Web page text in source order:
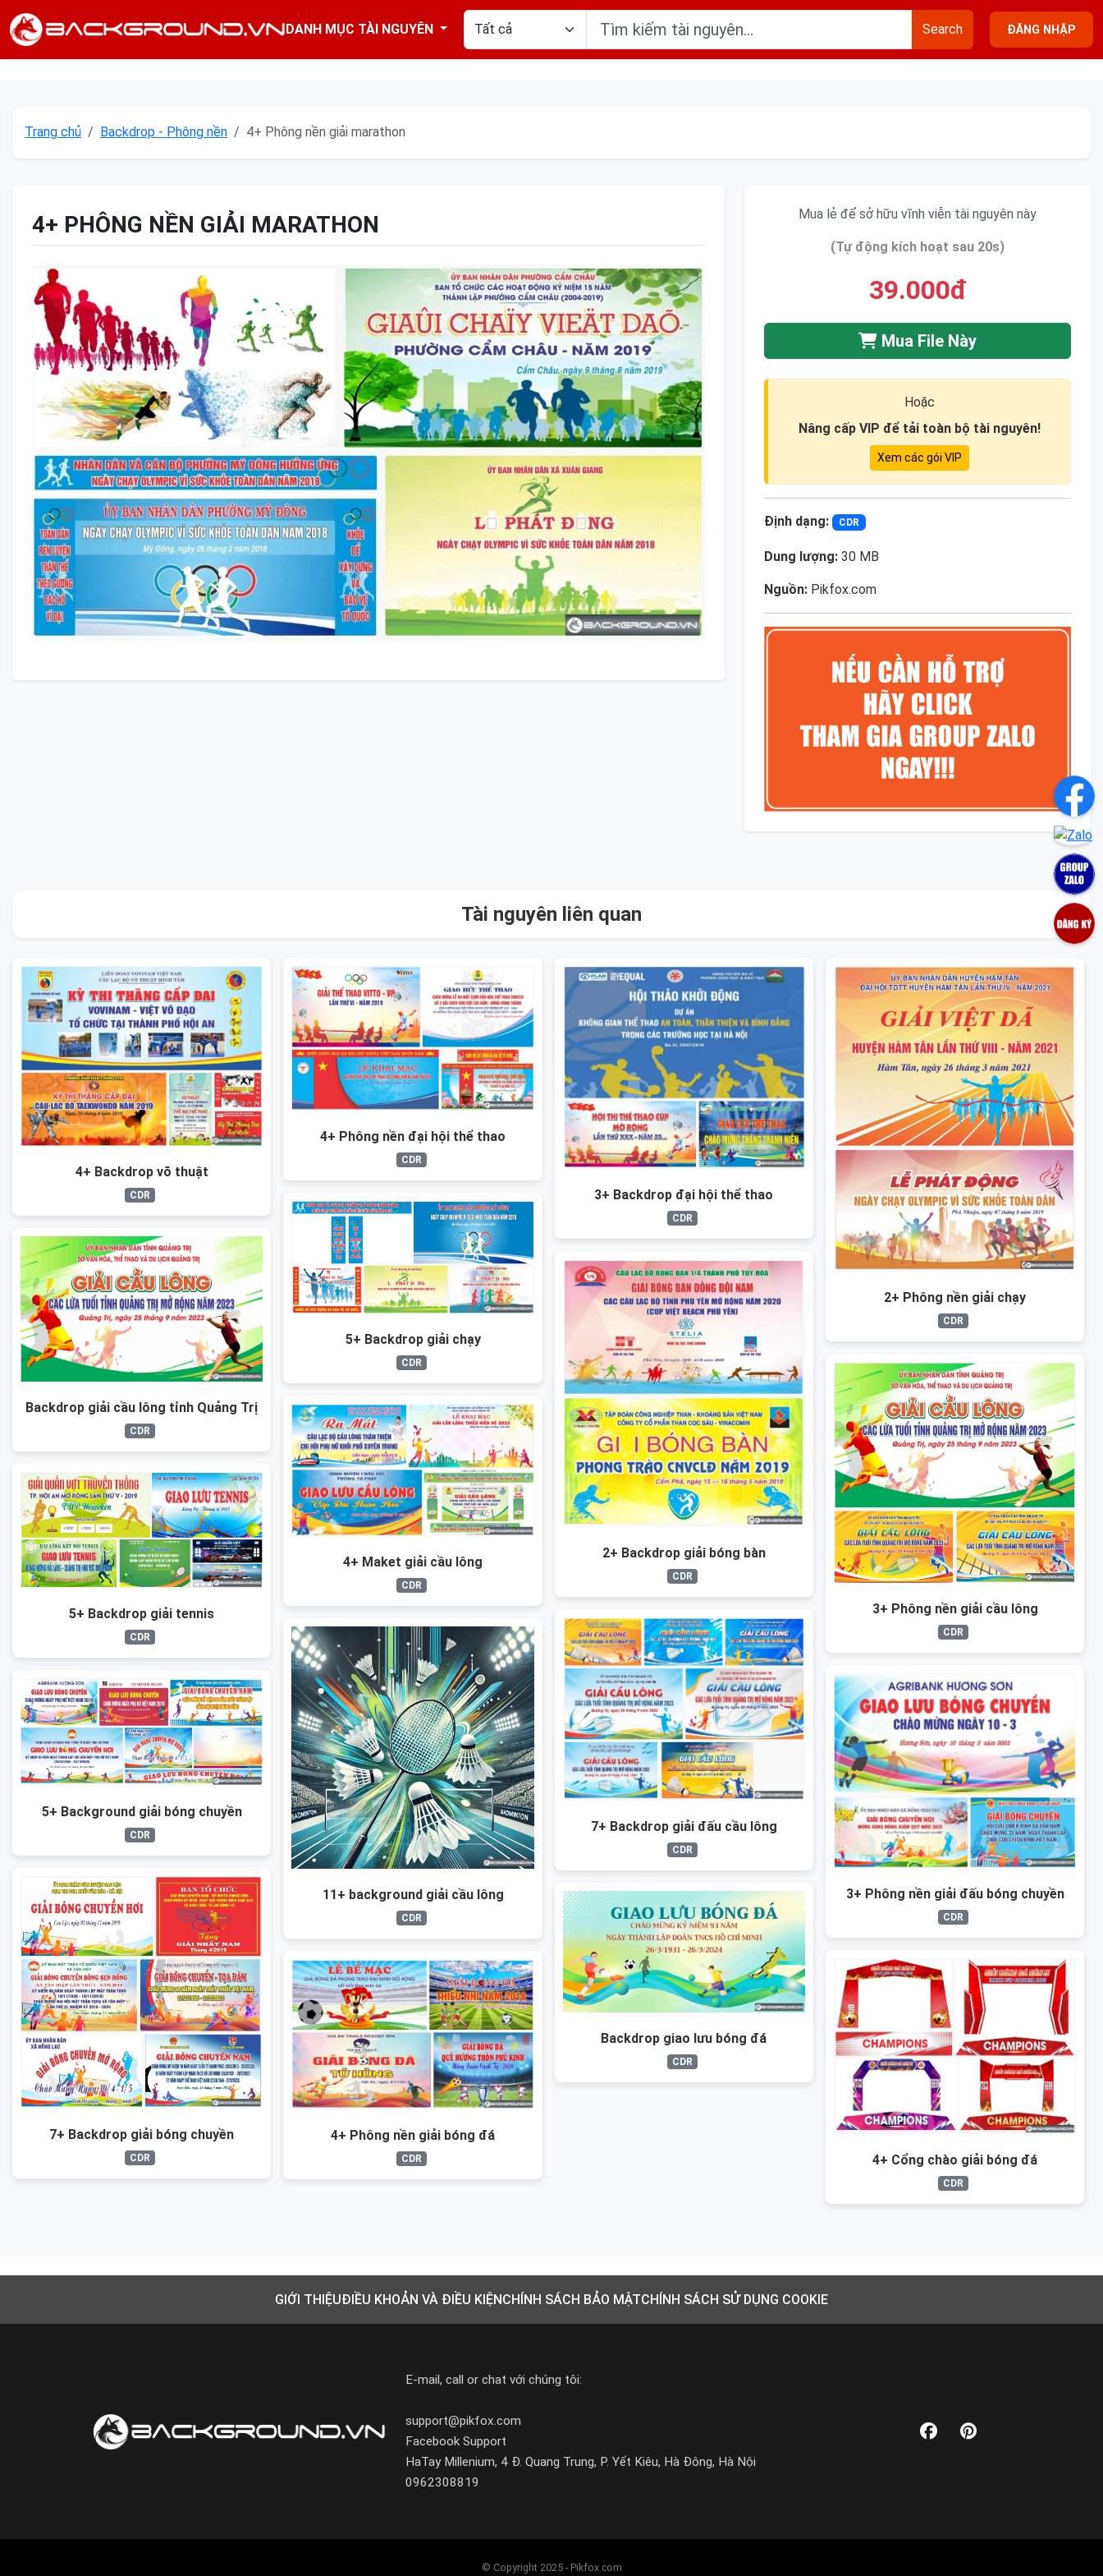
DANH MỤC TÀI NGUYÊN Search ĐĂNG NHẬP
Trang chủ Backdrop - Phông nền 4+ Phông nền giải marathon
4+ PHÔNG NỀN GIẢI MARATHON Mua lẻ để sở hữu vĩnh viễn tài nguyên này
(Tự động kích hoạt sau 20s)
39.000đ
Mua File Này
Hoặc
Nâng cấp VIP để tải toàn bộ tài nguyên!
Xem các gói VIP
Định dạng: CDR
Dung lượng: 30 MB
Nguồn: Pikfox.com
Tài nguyên liên quan
4+ Backdrop võ thuật
CDR
4+ Phông nền đại hội thể thao
CDR
3+ Backdrop đại hội thể thao
CDR
2+ Phông nền giải chạy
CDR
5+ Backdrop giải chạy
CDR
Backdrop giải cầu lông tỉnh Quảng Trị
CDR
2+ Backdrop giải bóng bàn
CDR
3+ Phông nền giải cầu lông
CDR
4+ Maket giải cầu lông
CDR
5+ Backdrop giải tennis
CDR
7+ Backdrop giải đấu cầu lông
CDR
11+ background giải cầu lông
CDR
3+ Phông nền giải đấu bóng chuyền
CDR
5+ Background giải bóng chuyền
CDR
7+ Backdrop giải bóng chuyền
CDR
Backdrop giao lưu bóng đá
CDR
4+ Cổng chào giải bóng đá
CDR
4+ Phông nền giải bóng đá
CDR
GIỚI THIỆUĐIỀU KHOẢN VÀ ĐIỀU KIỆN CHÍNH SÁCH BẢO MẬTCHÍNH SÁCH SỬ DỤNG COOKIE
E-mail, call or chat với chúng tôi:
support@pikfox.com
Facebook Support
HaTay Millenium, 4 Đ. Quang Trung, P. Yết Kiêu, Hà Đông, Hà Nội
0962308819
© Copyright 2025 - Pikfox.com